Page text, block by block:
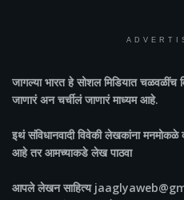
जागल्या भारतहे सोशल मिडियात चळवळींच
जाणारं अन चर्चीलं जाणारं माध्यम आहे.
इथं संविधानवादी विवेकी लेखकांना मनमोकळे
आहे तर आमच्याकडे लेख पाठवा
आपले लेखन साहित्य